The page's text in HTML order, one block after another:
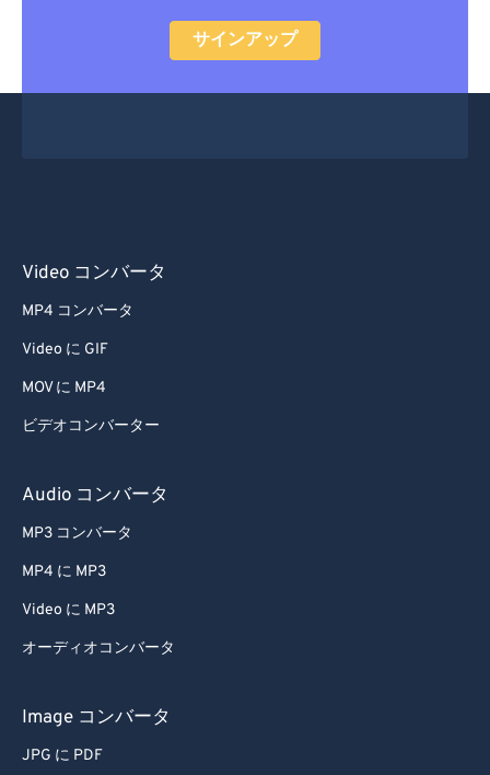
サインアップ
Video コンバータ
MP4 コンバータ
Video に GIF
MOV に MP4
ビデオコンバーター
Audio コンバータ
MP3 コンバータ
MP4 に MP3
Video に MP3
オーディオコンバータ
Image コンバータ
JPG に PDF